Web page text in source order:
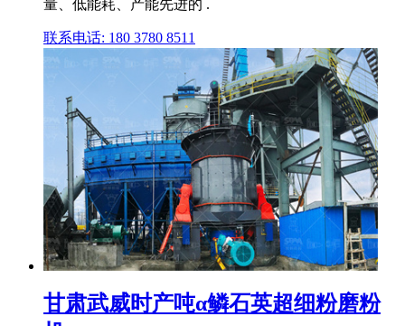
量、低能耗、产能先进的 .
联系电话: 180 3780 8511
甘肃武威时产吨α鳞石英超细粉磨粉